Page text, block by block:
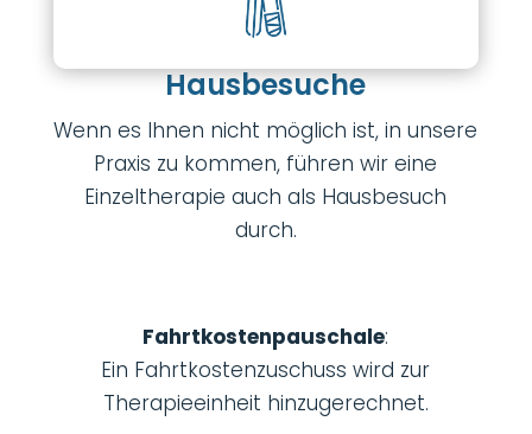
Hausbesuche
Wenn es Ihnen nicht möglich ist, in unsere
Praxis zu kommen, führen wir eine
Einzeltherapie auch als Hausbesuch
durch.
Fahrtkostenpauschale:
Ein Fahrtkostenzuschuss wird zur
Therapieeinheit hinzugerechnet.